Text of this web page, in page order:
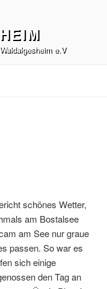
e.V
schönes Wetter,
am Bostalsee
am See nur graue
passen. So war es
sich einige
den Tag an